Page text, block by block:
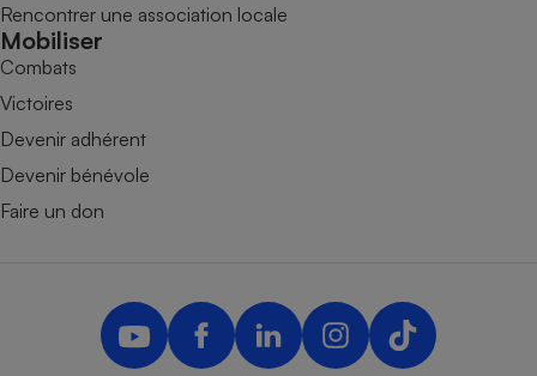
Rencontrer une association locale
Mobiliser
Combats
Victoires
Devenir adhérent
Devenir bénévole
Faire un don